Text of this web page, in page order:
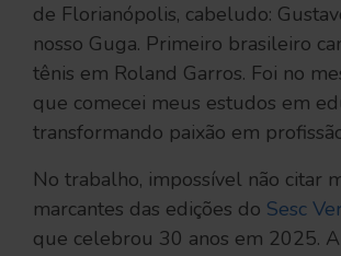
de Florianópolis, cabeludo:
nosso Guga. Primeiro brasileiro
tênis em Roland Garros. Foi no
que comecei meus estudos em
transformando paixão em
No trabalho, impossível não citar
marcantes das edições do Sesc
que celebrou 30 anos em 2025.